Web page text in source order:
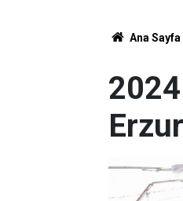
Ana Sayfa